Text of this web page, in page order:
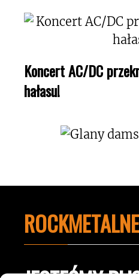
Koncert AC/DC
hałasu!